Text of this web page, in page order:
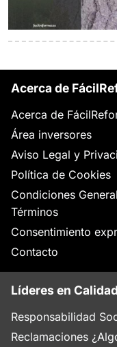
Acerca de
Acerca de
Área inversores
Aviso Legal y
Política de Cookies
Condiciones
Términos
Consentimiento
Contacto
Líderes en Calidad
Responsabilidad
Reclamaciones